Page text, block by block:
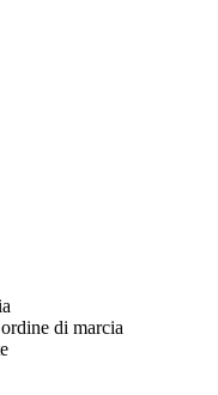
di marcia